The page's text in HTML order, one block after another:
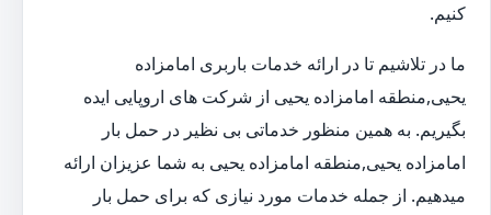
کنیم.
ما در تلاشیم تا در ارائه خدمات باربری امامزاده
یحیی,منطقه امامزاده یحیی از شرکت های اروپایی ایده
بگیریم. به همین منظور خدماتی بی نظیر در حمل بار
امامزاده یحیی,منطقه امامزاده یحیی به شما عزیزان ارائه
میدهیم. از جمله خدمات مورد نیازی که برای حمل بار